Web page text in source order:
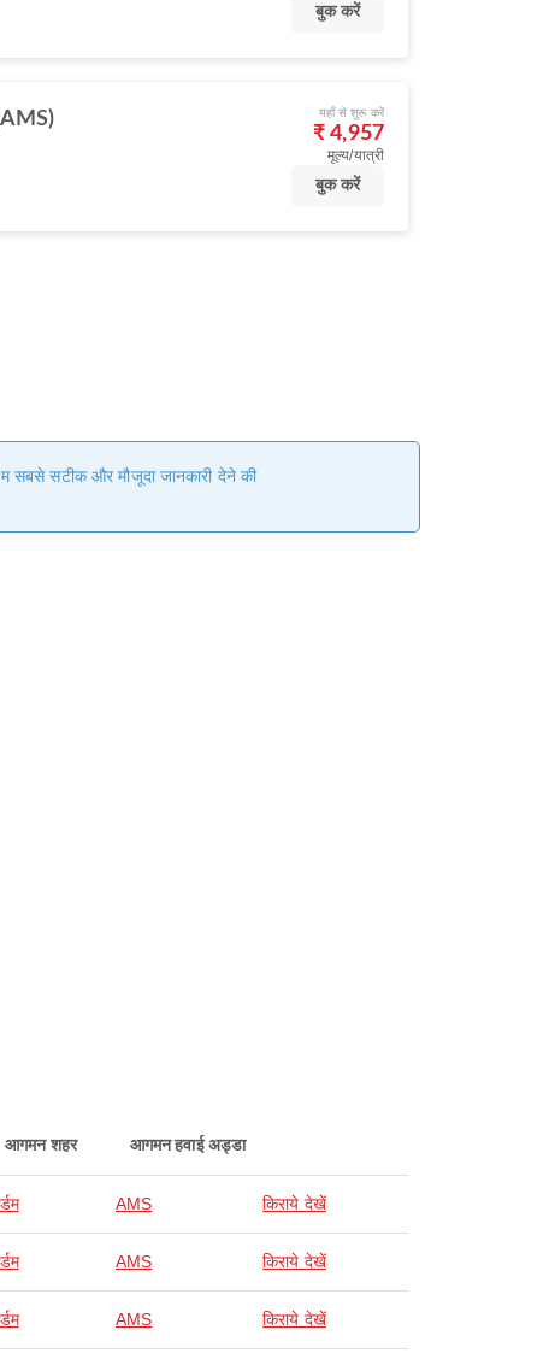
बुक करें
यहाँ से शुरू करें
₹ 4,957
मूल्य/यात्री
बुक करें
सबसे सटीक और मौजूदा जानकारी देने की
आगमन शहर आगमन हवाई अड्डा
AMS किराये देखें
AMS किराये देखें
AMS किराये देखें